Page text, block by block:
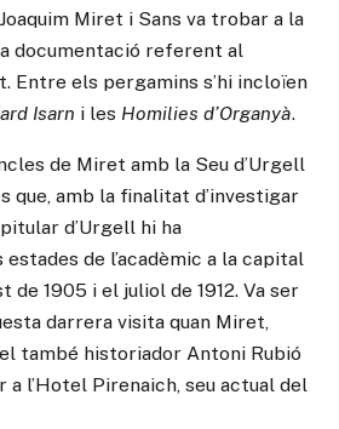
Miret i Sans va trobar a la
documentació referent al
Entre els pergamins s’hi incloïen
Isarn i les Homilies d’Organyà.
de Miret amb la Seu d’Urgell
que, amb la finalitat d’investigar
d’Urgell hi ha
de l’acadèmic a la capital
de 1905 i el juliol de 1912. Va ser
darrera visita quan Miret,
també historiador Antoni Rubió
a l’Hotel Pirenaich, seu actual del